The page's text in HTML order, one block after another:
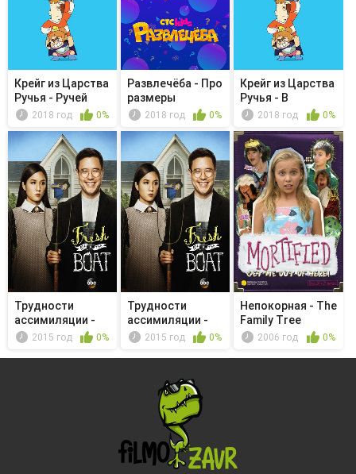
Крейг из Царства
Ручья - Ручей
Бернар...
2018 год 0%
Развлечёба - Про
размеры
вселенной
2018 год 0%
Крейг из Царства
Ручья - В
темноте
2018 год 0%
Трудности
ассимиляции -
Good Morning ...
2015 год 0%
Трудности
ассимиляции -
The Taming of...
2015 год 0%
Непокорная - The
Family Tree
2006 год 0%